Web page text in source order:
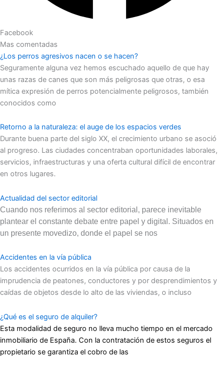
Facebook
Mas comentadas
¿Los perros agresivos nacen o se hacen?
Seguramente alguna vez hemos escuchado aquello de que hay
unas razas de canes que son más peligrosas que otras, o esa
mítica expresión de perros potencialmente peligrosos, también
conocidos como
Retorno a la naturaleza: el auge de los espacios verdes
Durante buena parte del siglo XX, el crecimiento urbano se asoció
al progreso. Las ciudades concentraban oportunidades laborales,
servicios, infraestructuras y una oferta cultural difícil de encontrar
en otros lugares.
Actualidad del sector editorial
Cuando nos referimos al sector editorial, parece inevitable
plantear el constante debate entre papel y digital. Situados en
un presente movedizo, donde el papel se nos
Accidentes en la vía pública
Los accidentes ocurridos en la vía pública por causa de la
imprudencia de peatones, conductores y por desprendimientos y
caídas de objetos desde lo alto de las viviendas, o incluso
¿Qué es el seguro de alquiler?
Esta modalidad de seguro no lleva mucho tiempo en el mercado
inmobiliario de España. Con la contratación de estos seguros el
propietario se garantiza el cobro de las